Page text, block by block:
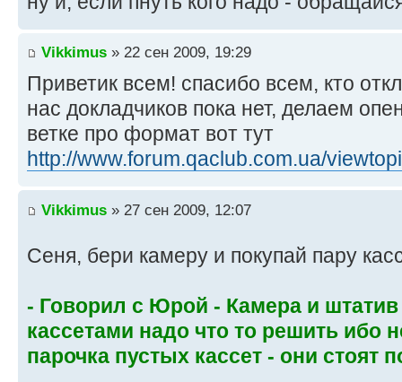
Vikkimus » 22 сен 2009, 19:29
Приветик всем! спасибо всем, кто
нас докладчиков пока нет, делаем
ветке про формат вот тут
http://www.forum.qaclub.com.ua/
Vikkimus » 27 сен 2009, 12:07
Сеня, бери камеру и покупай пару
- Говорил с Юрой - Камера и штатив
кассетами надо что то решить ибо
парочка пустых кассет - они стоят